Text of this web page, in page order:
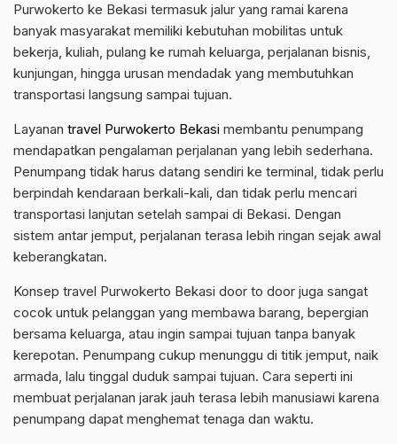
Purwokerto ke Bekasi termasuk jalur yang ramai karena
banyak masyarakat memiliki kebutuhan mobilitas untuk
bekerja, kuliah, pulang ke rumah keluarga, perjalanan bisnis,
kunjungan, hingga urusan mendadak yang membutuhkan
transportasi langsung sampai tujuan.
Layanan travel Purwokerto Bekasi membantu penumpang
mendapatkan pengalaman perjalanan yang lebih sederhana.
Penumpang tidak harus datang sendiri ke terminal, tidak perlu
berpindah kendaraan berkali-kali, dan tidak perlu mencari
transportasi lanjutan setelah sampai di Bekasi. Dengan
sistem antar jemput, perjalanan terasa lebih ringan sejak awal
keberangkatan.
Konsep travel Purwokerto Bekasi door to door juga sangat
cocok untuk pelanggan yang membawa barang, bepergian
bersama keluarga, atau ingin sampai tujuan tanpa banyak
kerepotan. Penumpang cukup menunggu di titik jemput, naik
armada, lalu tinggal duduk sampai tujuan. Cara seperti ini
membuat perjalanan jarak jauh terasa lebih manusiawi karena
penumpang dapat menghemat tenaga dan waktu.